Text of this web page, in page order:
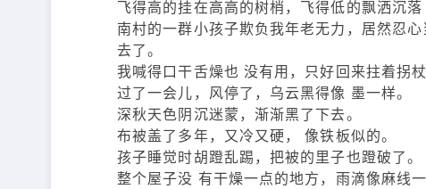
飞得高的挂在高高的树梢，飞得低的飘洒沉落
南村的一群小孩子欺负我年老无力，居然忍
去了。
我喊得口干舌燥也 没有用，只好回来拄着拐杖
过了一会儿，风停了，乌云黑得像 墨一样。
深秋天色阴沉迷蒙，渐渐黑了下去。
布被盖了多年，又冷又硬， 像铁板似的。
孩子睡觉时胡蹬乱踢，把被的里子也蹬破了。
整个屋子没 有干燥一点的地方，雨滴像麻线一